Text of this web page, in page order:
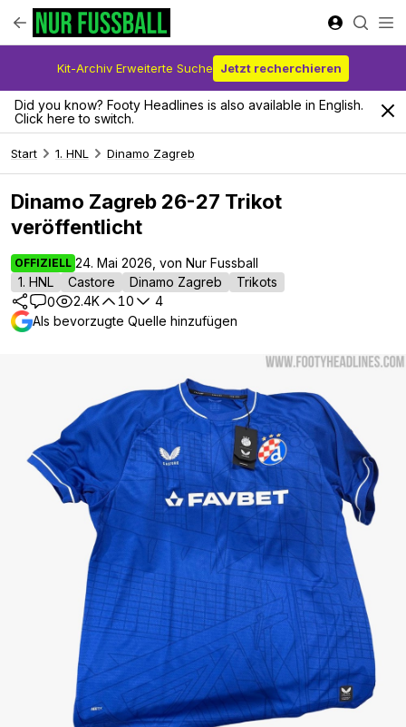
Kit-Archiv Erweiterte Suche Jetzt recherchieren
Did you know? Footy Headlines is also available in English.
Click here to switch.
Start 1. HNL Dinamo Zagreb
Dinamo Zagreb 26-27 Trikot
veröffentlicht
OFFIZIELL 24. Mai 2026, von Nur Fussball
1. HNL
Castore Dinamo Zagreb
Trikots
0
2.4K 10
4
Als bevorzugte Quelle hinzufügen